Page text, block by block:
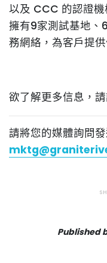
以及 CCC 的認證
擁有9家測試基地、
務網絡，為客戶提
欲了解更多信息，
請將您的媒體詢問
Published